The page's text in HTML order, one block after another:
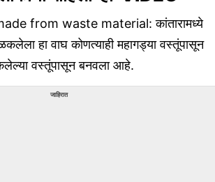
from waste material: कांतारामध्ये
हा वाघ कोणत्याही महागड्या वस्तूंपासून
वस्तूंपासून बनवला आहे.
जाहिरात